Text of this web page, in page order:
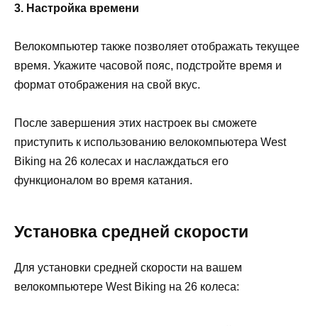
3. Настройка времени
Велокомпьютер также позволяет отображать текущее
время. Укажите часовой пояс, подстройте время и
формат отображения на свой вкус.
После завершения этих настроек вы сможете
приступить к использованию велокомпьютера West
Biking на 26 колесах и наслаждаться его
функционалом во время катания.
Установка средней скорости
Для установки средней скорости на вашем
велокомпьютере West Biking на 26 колеса: